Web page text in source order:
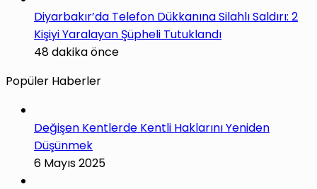
Diyarbakır’da Telefon Dükkanına Silahlı Saldırı: 2
Kişiyi Yaralayan Şüpheli Tutuklandı
48 dakika önce
Popüler Haberler
Değişen Kentlerde Kentli Haklarını Yeniden
Düşünmek
6 Mayıs 2025